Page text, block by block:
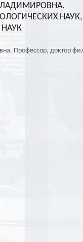
НАУК,
Профессор, доктор